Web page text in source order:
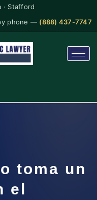
· Stafford
phone — (888) 437-7747
toma un
el